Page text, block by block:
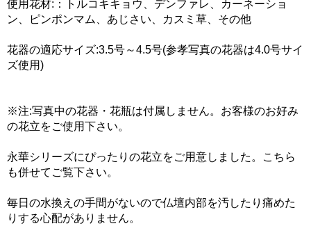
使用花材:：トルコキキョウ、デンファレ、カーネーショ
ン、ピンポンマム、あじさい、カスミ草、その他
花器の適応サイズ:3.5号～4.5号(参孝写真の花器は4.0号サイ
ズ使用)
※注:写真中の花器・花瓶は付属しません。お客様のお好み
の花立をご使用下さい。
永華シリーズにぴったりの花立をご用意しました。こちら
も併せてご覧下さい。
毎日の水換えの手間がないので仏壇内部を汚したり痛めた
りする心配がありません。